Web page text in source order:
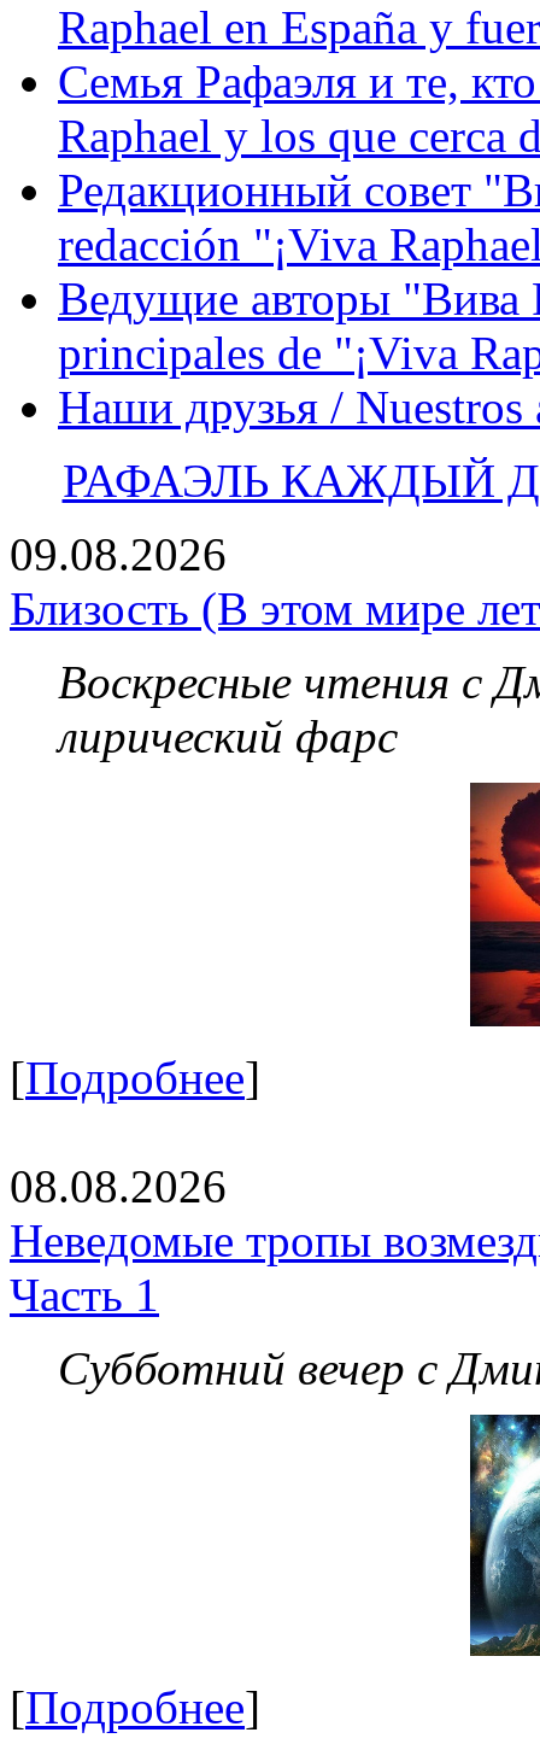
Raphael en España y
Семья Рафаэля и те,
Raphael y los que cerca
Редакционный совет
redacción "¡Viva
Ведущие авторы "Вива
principales de "¡Viva
Наши друзья / Nuestros
РАФАЭЛЬ КАЖДЫЙ
09.08.2026
Близость (В этом мире
Воскресные чтения с
лирический фарс
[Подробнее]
08.08.2026
Неведомые тропы
Часть 1
Субботний вечер с
[Подробнее]